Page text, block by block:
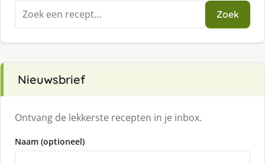
Zoeken
naar:
Zoek
Nieuwsbrief
Ontvang de lekkerste recepten in je inbox.
Naam (optioneel)